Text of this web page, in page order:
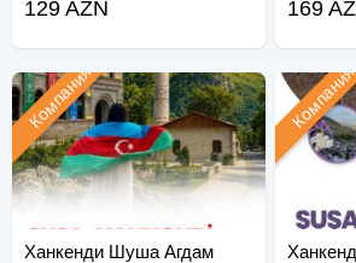
129 AZN 169
Ханкенди Шуша Агдам
Компания